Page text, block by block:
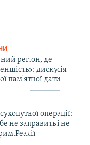
регіон, де
дискусія
пам'ятної дати
операції:
не заправить і не